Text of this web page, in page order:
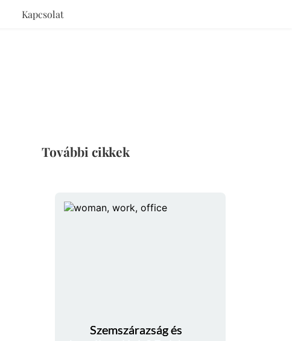
Kapcsolat
További cikkek
Szemszárazság és